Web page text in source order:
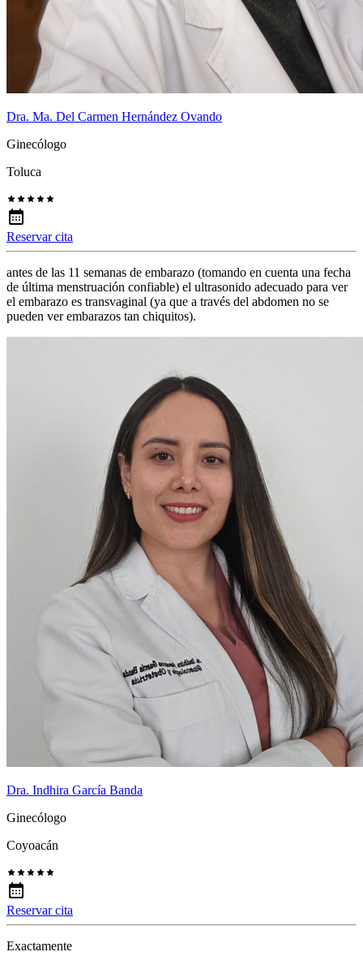
Dra. Ma. Del Carmen Hernández Ovando
Ginecólogo
Toluca
Reservar cita
antes de las 11 semanas de embarazo (tomando en cuenta una fecha
de última menstruación confiable) el ultrasonido adecuado para ver
el embarazo es transvaginal (ya que a través del abdomen no se
pueden ver embarazos tan chiquitos).
Dra. Indhira García Banda
Ginecólogo
Coyoacán
Reservar cita
Exactamente